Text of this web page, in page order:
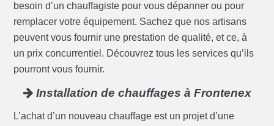
besoin d’un chauffagiste pour vous dépanner ou pour
remplacer votre équipement. Sachez que nos artisans
peuvent vous fournir une prestation de qualité, et ce, à
un prix concurrentiel. Découvrez tous les services qu’ils
pourront vous fournir.
Installation de chauffages à Frontenex
L’achat d’un nouveau chauffage est un projet d’une